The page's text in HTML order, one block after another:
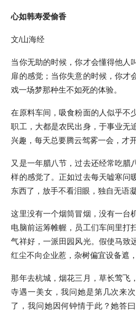
心如韩寿爱偷香
文/山海经
当你无助的时候，你才会懂得他人
扉的感觉；当你失意的时候，你才
戏一场梦那种生不如死的体验。
在原料车间，吸食粉面的人似乎不
职工，大都是农民出身，于事业无
兴趣，每天总要腾云驾雾一会，才
又是一年腊八节，过去还经常吃腊
样的感觉了。正如过去每天嘘寒问
东西了，放手不看泪眼，独自无语凝
这里没有一个烟筒冒烟，没有一台
电脑前运筹帷幄，员工们车间里打
气祥好，一派田园风光。假使马致
红尘不向企业惹，杂树偏宜设备遮
那年去杭城，烟花三月，草长莺飞
寺遇一美女，我问她是第几次来
了，我问她因何钟情于此？她答